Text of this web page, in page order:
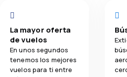
La mayor oferta
de vuelos
En unos segundos
tenemos los mejores
vuelos para ti entre